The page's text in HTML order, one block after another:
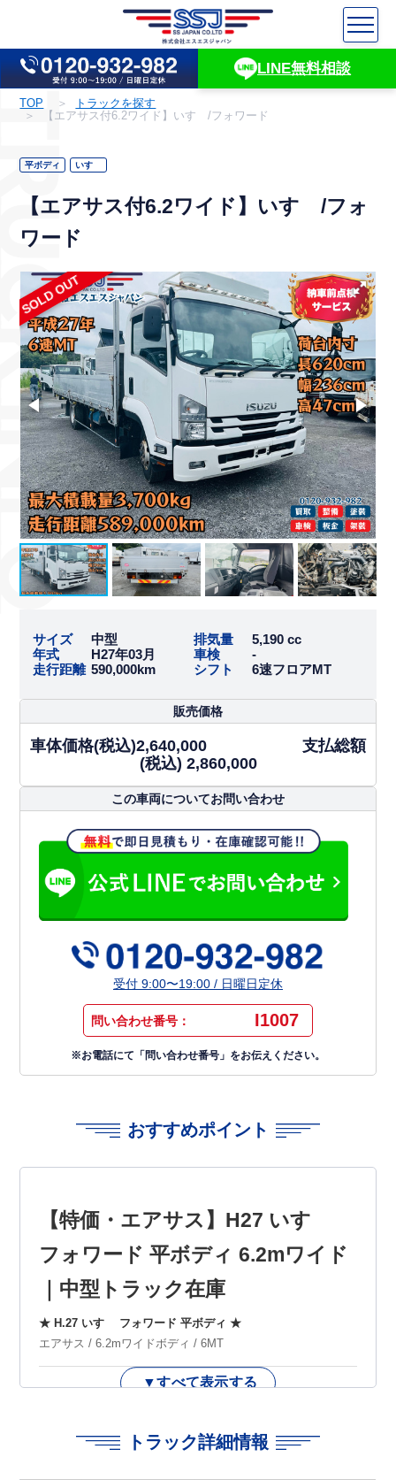
LINE無料相談
TOP
トラックを探す
【エアサス付6.2ワイド】いすゞ/フォワード
平ボディ いすゞ
【エアサス付6.2ワイド】いすゞ/フォ
ワード
SOLD OUT
販売価格
車体価格(税込)2,640,000 支払総額
(税込) 2,860,000
この車両についてお問い合わせ
受付 9:00〜19:00 / 日曜日定休
問い合わせ番号： I1007
※お電話にて「問い合わせ番号」をお伝えください。
サイズ 中型 排気量
5,190 cc
年式
H27年03月 車検
-
走行距離 590,000km シフト 6速フロアMT
おすすめポイント
【特価・エアサス】H27 いすゞ
フォワード 平ボディ 6.2mワイド
｜中型トラック在庫
★ H.27 いすゞ フォワード 平ボディ ★
エアサス / 6.2mワイドボディ / 6MT
中型トラックの定番、いすゞフォワードが入荷です！エアサ
優れた特価の1台です。幅236cmのワイドボディに最大積載量
▼すべて表示する
トラック詳細情報